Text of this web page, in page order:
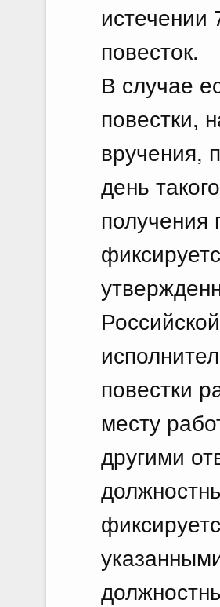
повесток.
В случае
повестки,
вручения,
день
получения
повестки
месту
другими